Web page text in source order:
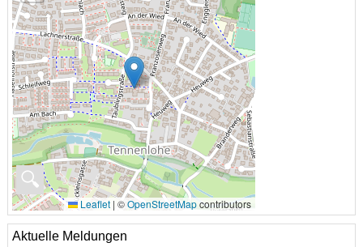
🔍
Leaflet | ©OpenStreetMapcontributors
Aktuelle Meldungen